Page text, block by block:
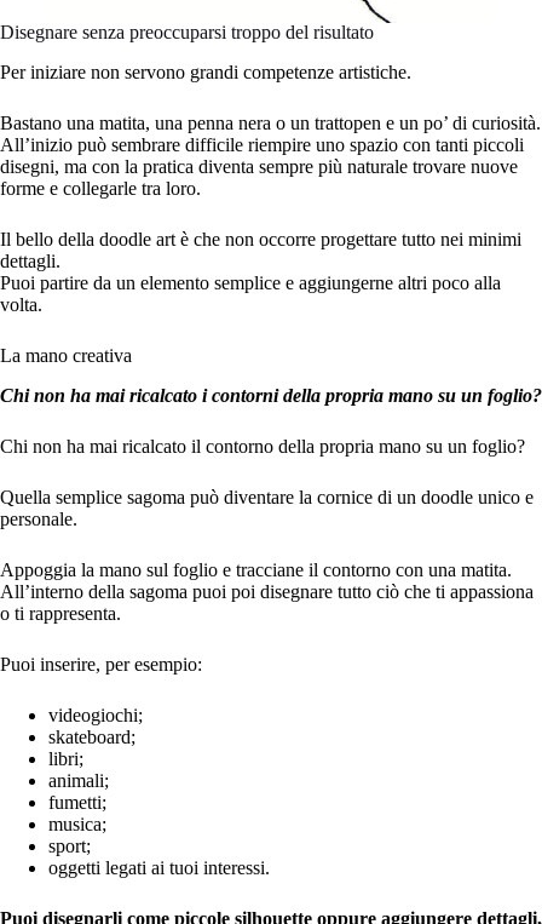
Disegnare senza preoccuparsi troppo del risultato
Per iniziare non servono grandi competenze artistiche.
Bastano una matita, una penna nera o un trattopen e un po’ di curiosità.
All’inizio può sembrare difficile riempire uno spazio con tanti piccoli
disegni, ma con la pratica diventa sempre più naturale trovare nuove
forme e collegarle tra loro.
Il bello della doodle art è che non occorre progettare tutto nei minimi
dettagli.
Puoi partire da un elemento semplice e aggiungerne altri poco alla
volta.
La mano creativa
Chi non ha mai ricalcato i contorni della propria mano su un foglio?
Chi non ha mai ricalcato il contorno della propria mano su un foglio?
Quella semplice sagoma può diventare la cornice di un doodle unico e
personale.
Appoggia la mano sul foglio e tracciane il contorno con una matita.
All’interno della sagoma puoi poi disegnare tutto ciò che ti appassiona
o ti rappresenta.
Puoi inserire, per esempio:
videogiochi;
skateboard;
libri;
animali;
fumetti;
musica;
sport;
oggetti legati ai tuoi interessi.
Puoi disegnarli come piccole silhouette oppure aggiungere dettagli,